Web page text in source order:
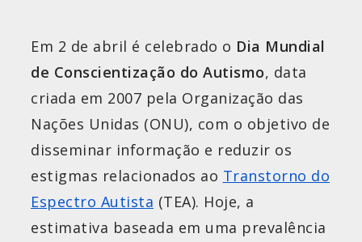
Em 2 de abril é celebrado o Dia Mundial
de Conscientização do Autismo, data
criada em 2007 pela Organização das
Nações Unidas (ONU), com o objetivo de
disseminar informação e reduzir os
estigmas relacionados ao Transtorno do
Espectro Autista (TEA). Hoje, a
estimativa baseada em uma prevalência